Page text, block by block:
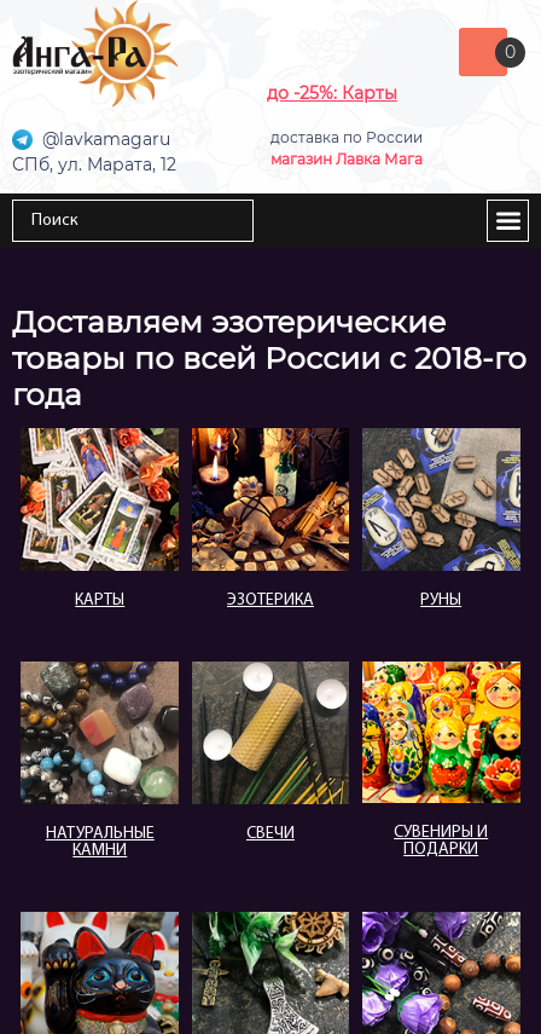
до -25%: Карты
доставка по России
магазин Лавка Мага
@lavkamagaru
СПб, ул. Марата, 12
0
Доставляем эзотерические
товары по всей России с 2018-го
года
КАРТЫ ЭЗОТЕРИКА РУНЫ
НАТУРАЛЬНЫЕ
КАМНИ
СВЕЧИ
СУВЕНИРЫ И
ПОДАРКИ